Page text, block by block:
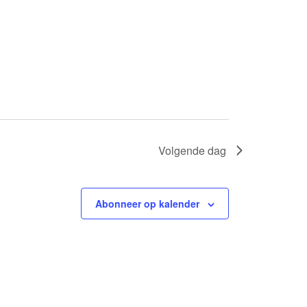
Volgende dag
Abonneer op kalender